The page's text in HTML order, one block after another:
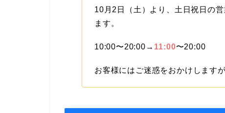
10月2日（土）より、土日祝日の
ます。
10:00〜20:00→ 11:00〜20:00
お客様にはご迷惑をおかけします